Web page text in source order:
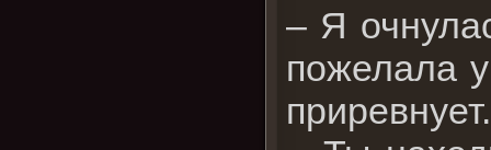
– Я
пожелала
приревнует.